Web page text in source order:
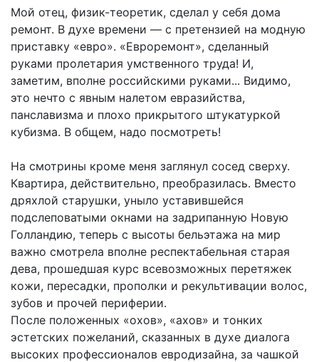
Мой отец, физик-теоретик, сделал у себя дома
ремонт. В духе времени — с претензией на модную
приставку «евро». «Евроремонт», сделанный
руками пролетария умственного труда! И,
заметим, вполне российскими руками... Видимо,
это нечто с явным налетом евразийства,
панславизма и плохо прикрытого штукатуркой
кубизма. В общем, надо посмотреть!
На смотрины кроме меня заглянул сосед сверху.
Квартира, действительно, преобразилась. Вместо
дряхлой старушки, уныло уставившейся
подслеповатыми окнами на задрипанную Новую
Голландию, теперь с высоты бельэтажа на мир
важно смотрела вполне респектабельная старая
дева, прошедшая курс всевозможных перетяжек
кожи, пересадки, прополки и рекультивации волос,
зубов и прочей периферии.
После положенных «охов», «ахов» и тонких
эстетских пожеланий, сказанных в духе диалога
высоких профессионалов евродизайна, за чашкой